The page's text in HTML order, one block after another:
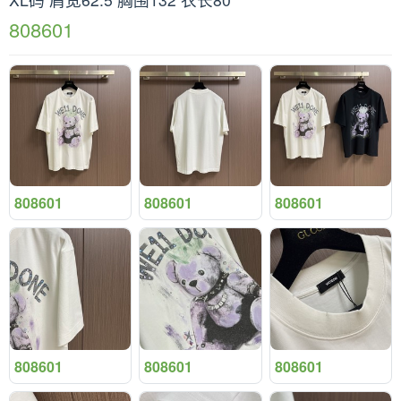
808601
808601 808601 808601
808601 808601 808601